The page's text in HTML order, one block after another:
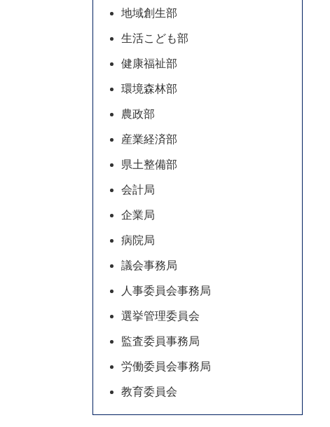
地域創生部
生活こども部
健康福祉部
環境森林部
農政部
産業経済部
県土整備部
会計局
企業局
病院局
議会事務局
人事委員会事務局
選挙管理委員会
監査委員事務局
労働委員会事務局
教育委員会